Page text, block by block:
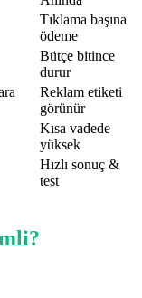
Tıklama başına
ödeme
Bütçe bitince
durur
Reklam etiketi
görünür
Kısa vadede
yüksek
Hızlı sonuç &
test